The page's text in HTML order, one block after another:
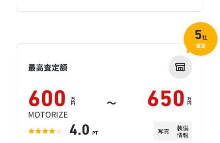
最高査定額
600 万
円 ～ 650 万
円
MOTORIZE
4.0 PT 写真
装備
情報
5社
査定